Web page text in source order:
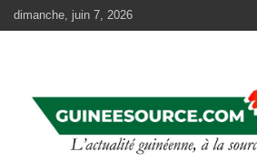
Aller
au
dimanche, juin 7, 2026